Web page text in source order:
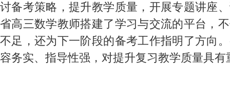
讨备考策略，提升教学质量，开展专题讲座
省高三数学教师搭建了学习与交流的平台，
不足，还为下一阶段的备考工作指明了方向
容务实、指导性强，对提升复习教学质量具